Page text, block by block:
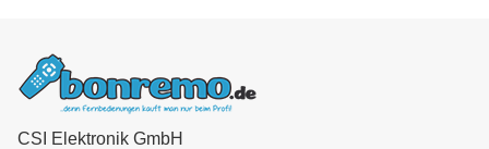
CSI Elektronik GmbH